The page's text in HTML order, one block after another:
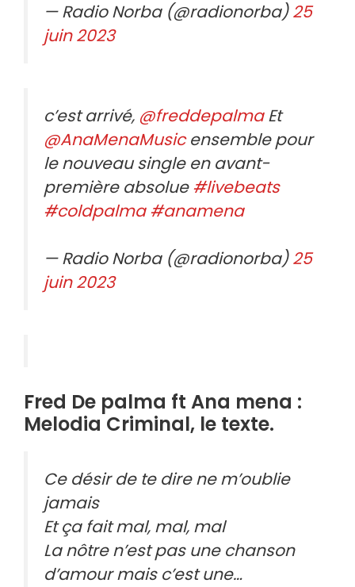
— Radio Norba (@radionorba)25
juin 2023
c’est arrivé, @freddepalmaEt
@AnaMenaMusicensemble pour
le nouveau single en avant-
première absolue#livebeats
#coldpalma #anamena
— Radio Norba (@radionorba)25
juin 2023
Fred De palma ft Ana mena :
Melodia Criminal, le texte.
Ce désir de te dire ne m’oublie
jamais
Et ça fait mal, mal, mal
La nôtre n’est pas une chanson
d’amour mais c’est une…